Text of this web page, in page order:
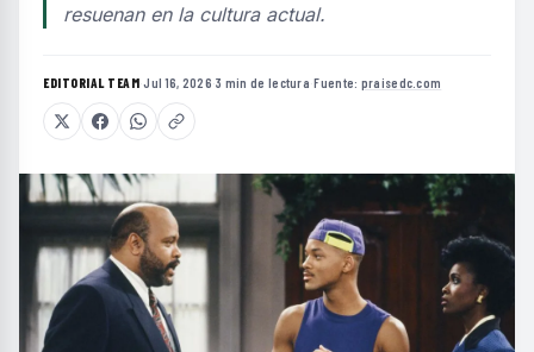
resuenan en la cultura actual.
EDITORIAL TEAM·Jul 16, 2026·3 min de lectura·Fuente: praisedc.com